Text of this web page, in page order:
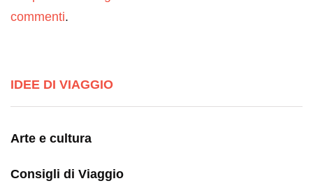
commenti.
IDEE DI VIAGGIO
Arte e cultura
Consigli di Viaggio